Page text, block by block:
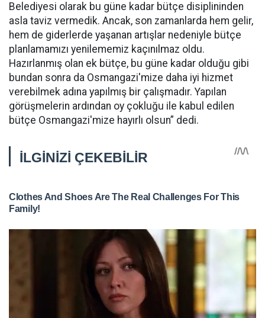
Belediyesi olarak bu güne kadar bütçe disiplininden
asla taviz vermedik. Ancak, son zamanlarda hem gelir,
hem de giderlerde yaşanan artışlar nedeniyle bütçe
planlamamızı yenilememiz kaçınılmaz oldu.
Hazırlanmış olan ek bütçe, bu güne kadar olduğu gibi
bundan sonra da Osmangazi'mize daha iyi hizmet
verebilmek adına yapılmış bir çalışmadır. Yapılan
görüşmelerin ardından oy çokluğu ile kabul edilen
bütçe Osmangazi'mize hayırlı olsun” dedi.